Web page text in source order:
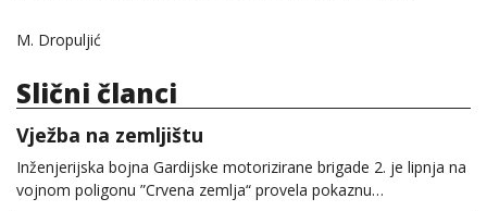
M. Dropuljić
Slični članci
Vježba na zemljištu
Inženjerijska bojna Gardijske motorizirane brigade 2. je lipnja na
vojnom poligonu ”Crvena zemlja“ provela pokaznu…